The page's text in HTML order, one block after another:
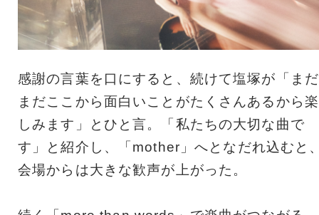
感謝の言葉を口にすると、続けて塩塚が「まだ
まだここから面白いことがたくさんあるから楽
しみます」とひと言。「私たちの大切な曲で
す」と紹介し、「mother」へとなだれ込むと
会場からは大きな歓声が上がった。